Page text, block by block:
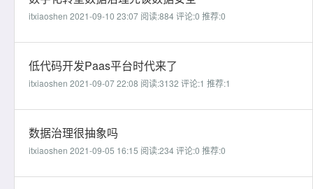
itxiaoshen 2021-09-10 23:07 阅读:884评论:0 推荐:0
低代码开发Paas平台时代来了
itxiaoshen 2021-09-07 22:08 阅读:3132 评论:1 推荐:1
数据治理很抽象吗
itxiaoshen 2021-09-05 16:15 阅读:234评论:0 推荐:0